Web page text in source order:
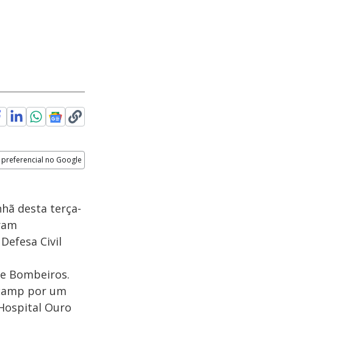
no Google
desta terça-
Civil
Bombeiros.
por um
Ouro